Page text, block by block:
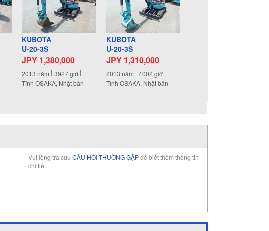
KUBOTA
U-20-3S
JPY 1,380,000
2013 năm 3927giờ
Tỉnh OSAKA, Nhật bản
KUBOTA
U-20-3S
JPY 1,310,000
2013 năm 4002 giờ
Tỉnh OSAKA, Nhật bản
Vui lòng tra cứuCÂU HỎI THƯỜNG GẶPđể biết thêm thông tin
chi tiết.